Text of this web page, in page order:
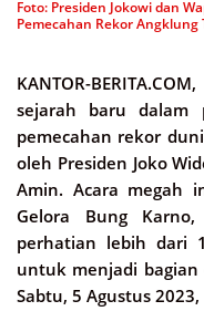
Foto: Presiden Jokowi dan
Pemecahan Rekor Angklung
KANTOR-
sejarah baru dalam
pemecahan rekor
oleh Presiden Joko
Amin. Acara megah
Gelora Bung
perhatian lebih dari
untuk menjadi bagian
Sabtu, 5 Agustus 2023,